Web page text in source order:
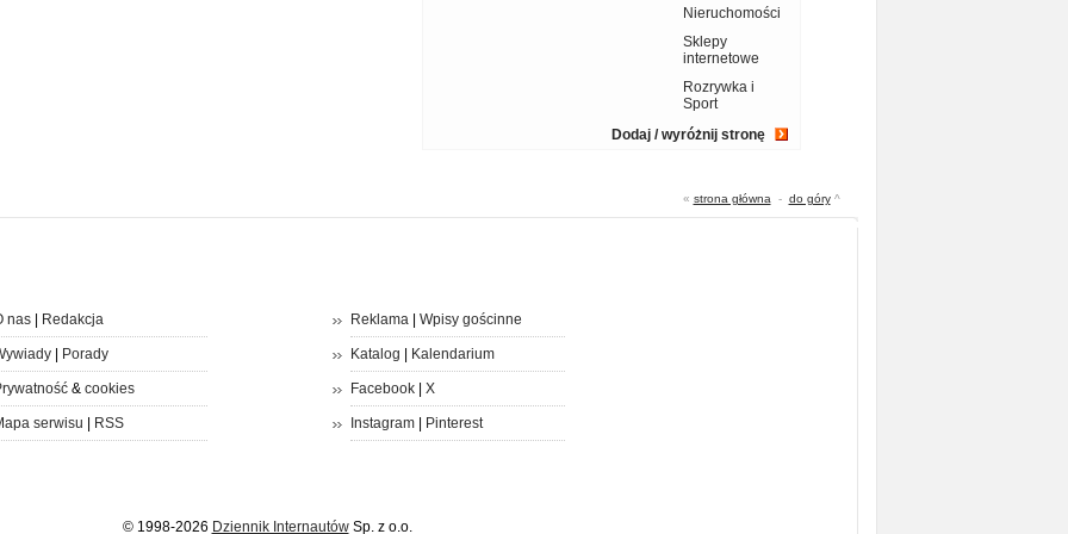
Nieruchomości
Sklepy
internetowe
Rozrywka i
Sport
Dodaj / wyróżnij stronę
« strona główna - do góry^
nas| Redakcja
| Porady
& cookies
serwisu RSS
Reklama| Wpisy gościnne
Katalog Kalendarium
Facebook| X
Instagram| Pinterest
© 1998-2026 Dziennik InternautówSp. z o.o.